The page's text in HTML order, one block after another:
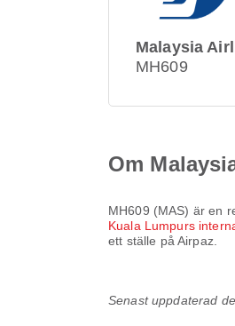
Malaysia
MH609
Om
MH609 (MAS) är en
Kuala Lumpurs
ett ställe på Airpaz.
Senast uppdaterad